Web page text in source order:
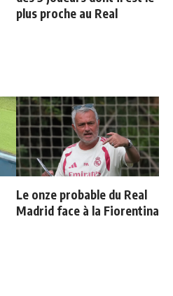
plus proche au Real
Le onze probable du Real
Madrid face à la Fiorentina